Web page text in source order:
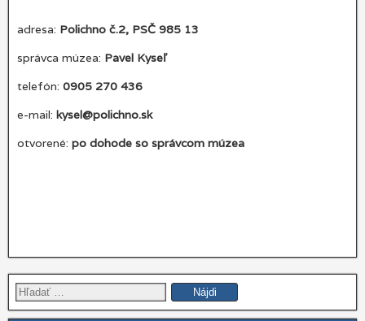
adresa: Polichno č.2, PSČ 985 13
správca múzea: Pavel Kyseľ
telefón: 0905 270 436
e-mail: kysel@polichno.sk
otvorené: po dohode so správcom múzea
Hľadať: